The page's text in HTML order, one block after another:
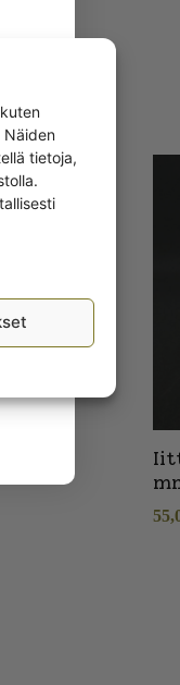
Näiden
tietoja,
from